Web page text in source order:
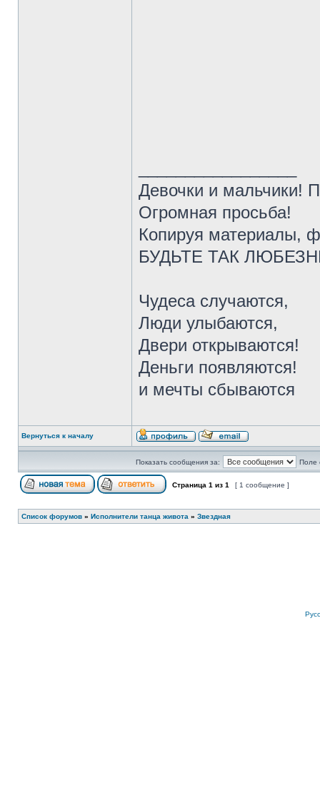
Девочки и мальчики!
Огромная просьба!
Копируя материалы,
БУДЬТЕ ТАК
Чудеса случаются,
Люди улыбаются,
Двери открываются!
Деньги появляются!
и мечты сбываются
Вернуться к началу
Показать сообщения за: Поле
Страница 1 из 1 [ 1 сообщение ]
Список форумов » Исполнители танца живота » Звездная